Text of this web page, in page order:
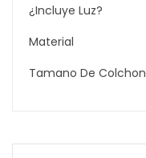
¿Incluye Luz?
Material
Tamano De Colchon